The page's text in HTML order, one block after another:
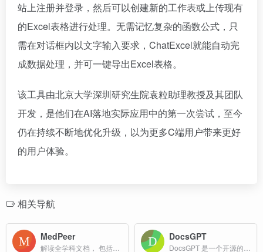
站上注册并登录，然后可以创建新的工作表或上传现有
的Excel表格进行处理。无需记忆复杂的函数公式，只
需在对话框内以文字输入要求，ChatExcel就能自动完
成数据处理，并可一键导出Excel表格。
该工具由北京大学深圳研究生院袁粒助理教授及其团队
开发，是他们在AI落地实际应用中的第一次尝试，至今
仍在持续不断地优化升级，以为更多C端用户带来更好
的用户体验。
相关导航
MedPeer DocsGPT